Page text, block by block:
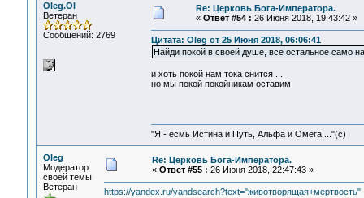
Oleg.Ol
Ветеран
Сообщений: 2769
Re: Церковь Бога-Императора.
« Ответ #54 : 26 Июня 2018, 19:43:42 »
Цитата: Oleg от 25 Июня 2018, 06:06:41
Найди покой в своей душе, всё остальное само
и хоть покой нам тока снится ...
но мы покой покойникам оставим
"Я - есмь Истина и Путь, Альфа и Омега ..."(с)
Oleg
Модератор
своей темы
Ветеран
Re: Церковь Бога-Императора.
« Ответ #55 : 26 Июня 2018, 22:47:43 »
https://yandex.ru/yandsearch?text="животворящая+мертвость"